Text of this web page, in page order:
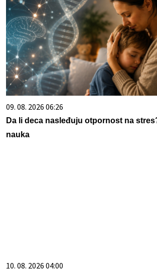
09. 08. 2026 06:26
Da li deca nasleđuju otpornost na
nauka
10. 08. 2026 04:00